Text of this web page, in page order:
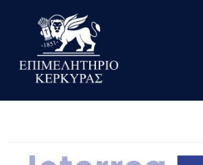
Το
Eπιμελητήριο
Νέα